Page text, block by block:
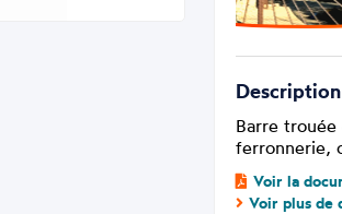
Description
Barre
ferronnerie,
Voir la
Voir plus de